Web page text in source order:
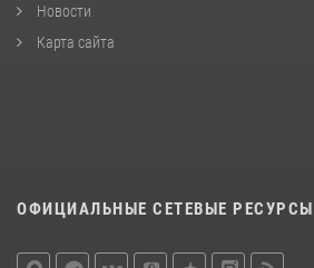
Новости
Карта сайта
ОФИЦИАЛЬНЫЕ СЕТЕВЫЕ РЕСУРСЫ